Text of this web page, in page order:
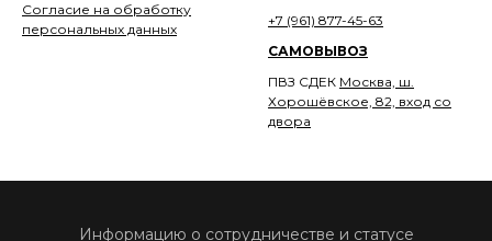
Согласие на обработку
персональных данных
+7 (961) 877-45-63
САМОВЫВОЗ
ПВЗ СДЕК Москва, ш.
Хорошёвское, 82, вход со
двора
Информацию о сотрудничестве и статусе